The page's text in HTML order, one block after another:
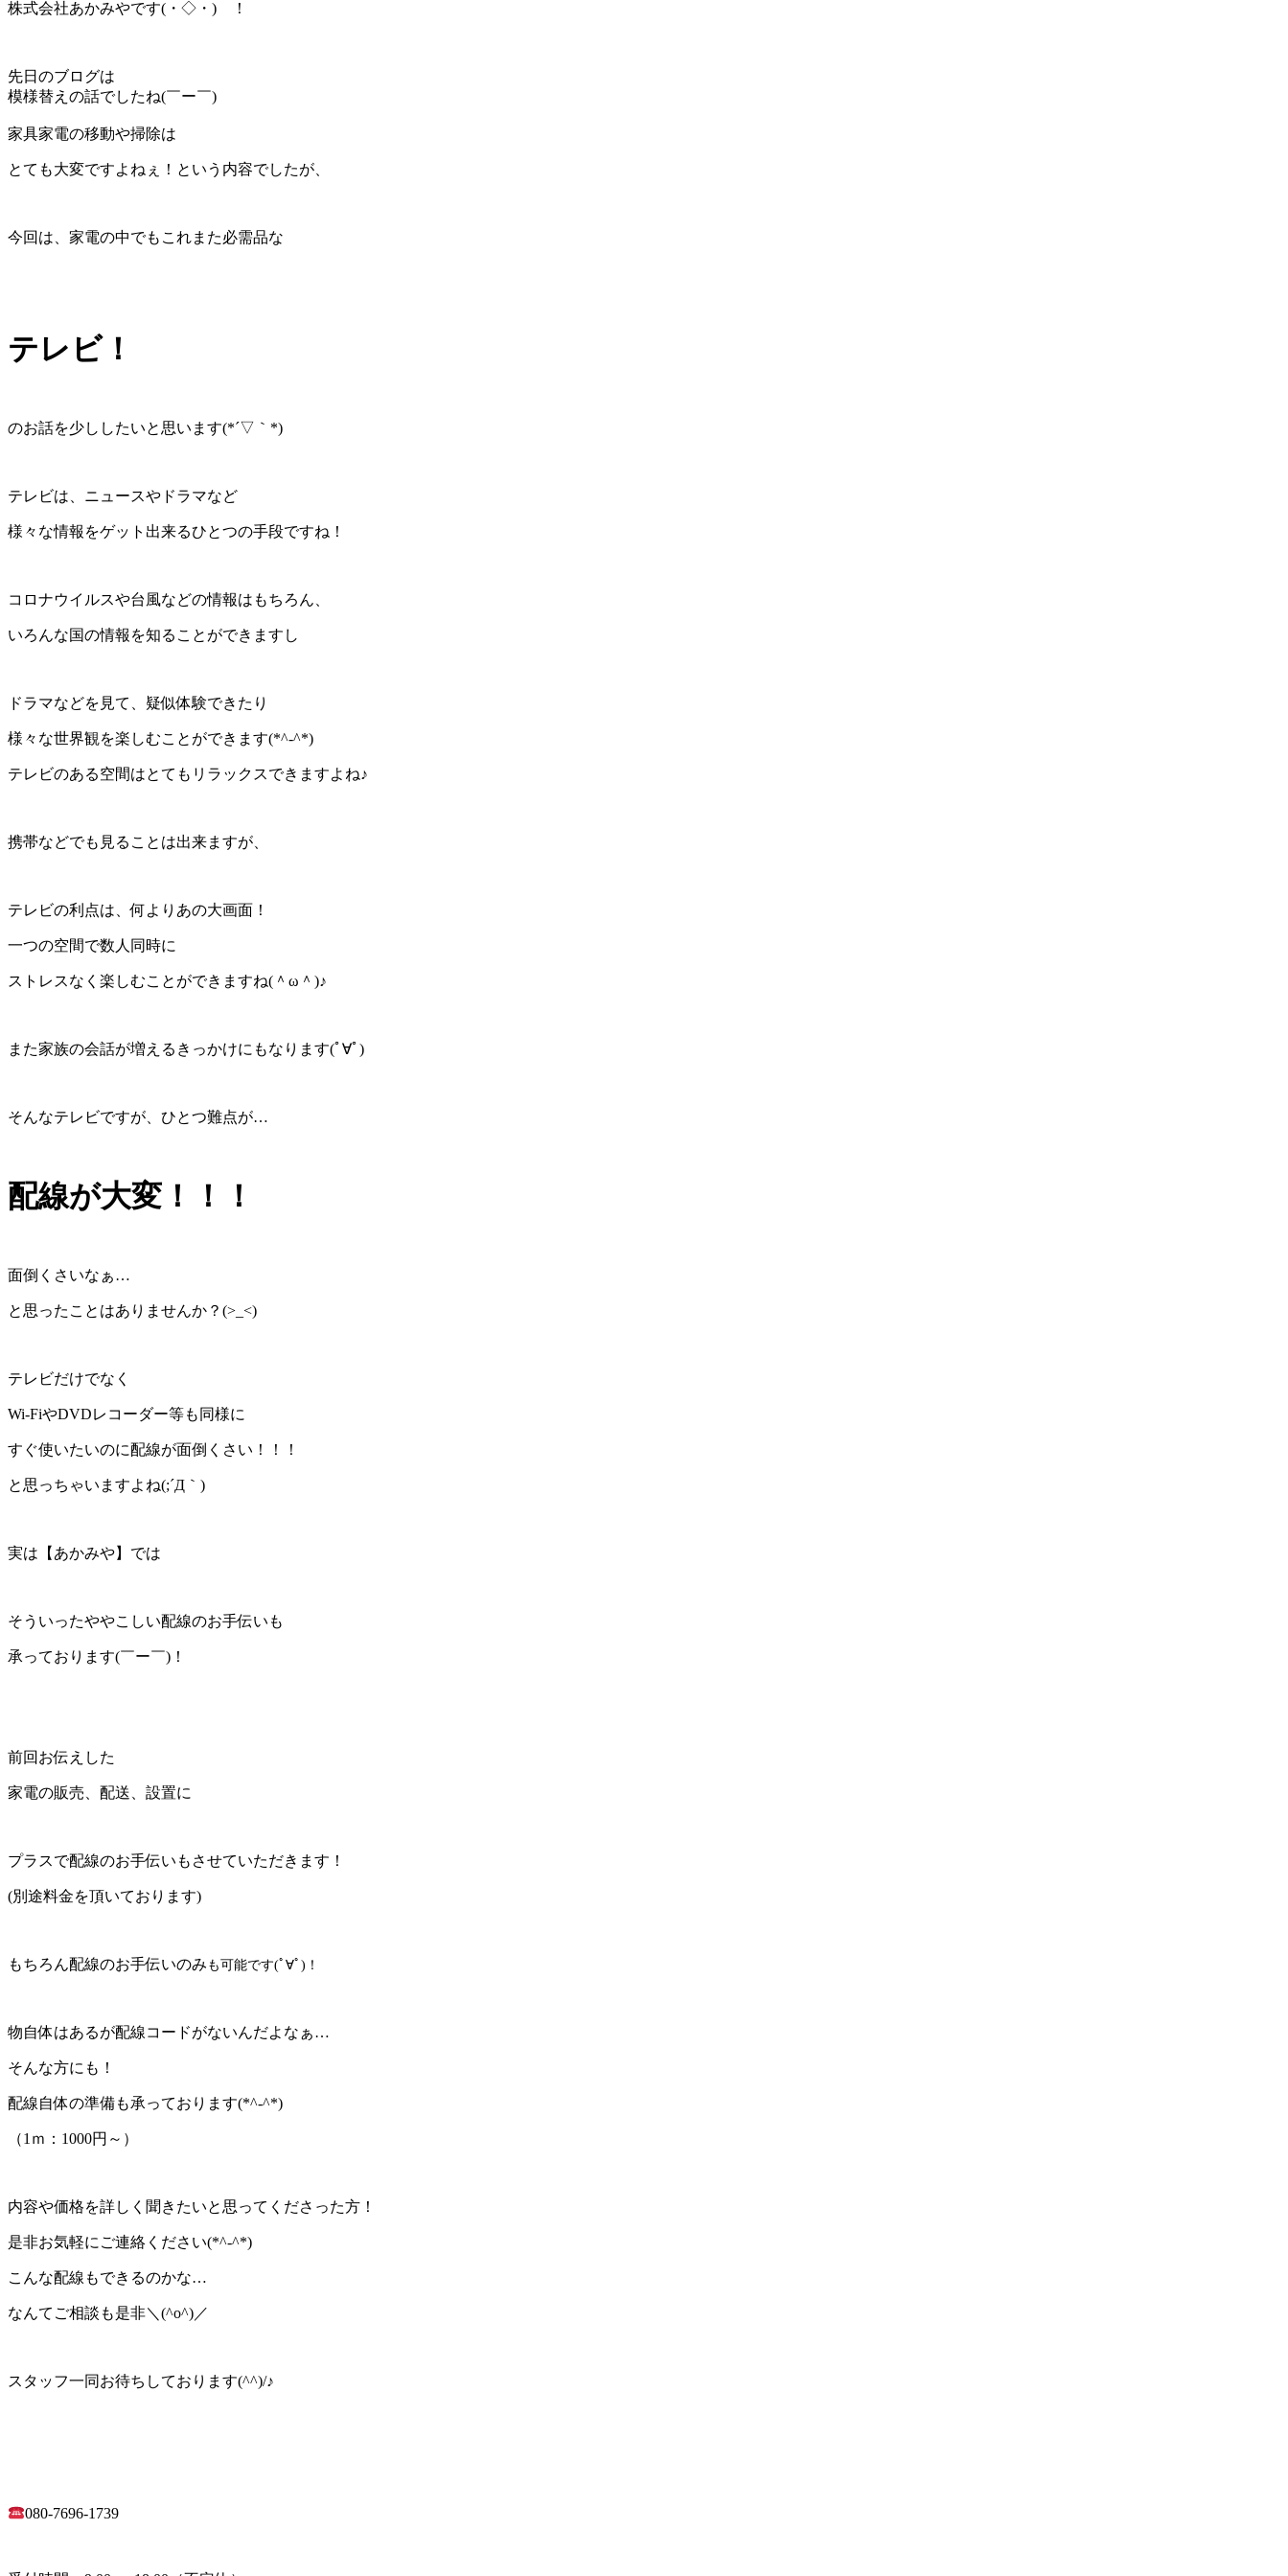
株式会社あかみやです(・◇・)ゞ！
先日のブログは
模様替えの話でしたね(￣ー￣)
家具家電の移動や掃除は
とても大変ですよねぇ！という内容でしたが、
今回は、家電の中でもこれまた必需品な
テレビ！
のお話を少ししたいと思います(*´▽｀*)
テレビは、ニュースやドラマなど
様々な情報をゲット出来るひとつの手段ですね！
コロナウイルスや台風などの情報はもちろん、
いろんな国の情報を知ることができますし
ドラマなどを見て、疑似体験できたり
様々な世界観を楽しむことができます(*^-^*)
テレビのある空間はとてもリラックスできますよね♪
携帯などでも見ることは出来ますが、
テレビの利点は、何よりあの大画面！
一つの空間で数人同時に
ストレスなく楽しむことができますね(＾ω＾)♪
また家族の会話が増えるきっかけにもなります(ﾟ∀ﾟ)
そんなテレビですが、ひとつ難点が…
配線が大変！！！
面倒くさいなぁ…
と思ったことはありませんか？(>_<)
テレビだけでなく
Wi-FiやDVDレコーダー等も同様に
すぐ使いたいのに配線が面倒くさい！！！
と思っちゃいますよね(;´Д｀)
実は【あかみや】では
そういったややこしい配線のお手伝いも
承っております(￣ー￣)！
前回お伝えした
家電の販売、配送、設置に
プラスで配線のお手伝いもさせていただきます！
(別途料金を頂いております)
もちろん配線のお手伝いのみも可能です(ﾟ∀ﾟ)！
物自体はあるが配線コードがないんだよなぁ…
そんな方にも！
配線自体の準備も承っております(*^-^*)
（1ｍ：1000円～）
内容や価格を詳しく聞きたいと思ってくださった方！
是非お気軽にご連絡ください(*^-^*)
こんな配線もできるのかな…
なんてご相談も是非＼(^o^)／
スタッフ一同お待ちしております(^^)/♪
080-7696-1739